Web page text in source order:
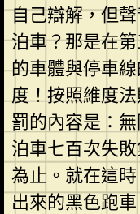
自己辯解，但
泊車？那是在
的車體與停車
度！按照維度
罰的內容是：
泊車七百次失
為止。就在這
出來的黑色跑